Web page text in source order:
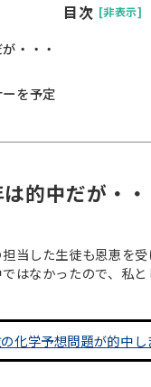
目次 [非表示]
・・・
を予定
的中だが・・
当した生徒も恩恵を受
はなかったので、私と
化学予想問題が的中し